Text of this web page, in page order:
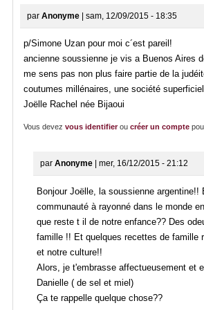
par Anonyme | sam, 12/09/2015 - 18:35
p/Simone Uzan pour moi c´est pareil!
ancienne soussienne je vis a Buenos Aires
me sens pas non plus faire partie de la
coutumes millénaires, une société
Joëlle Rachel née Bijaoui
Vous devez vous identifierou créer un compte
par Anonyme | mer, 16/12/2015 - 21:12
Bonjour Joëlle, la soussienne
communauté à rayonné dans le monde
que reste t il de notre enfance?? Des
famille !! Et quelques recettes de famille
et notre culture!!
Alors, je t'embrasse affectueusement et
Danielle ( de sel et miel)
Ça te rappelle quelque chose??